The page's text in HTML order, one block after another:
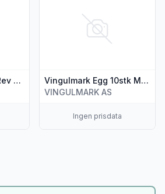
Vingulmark Mikkel Rev Høne ca 950g
Vingulmark Egg 10stk M/L Økologisk
VINGULMARK AS
Ingen prisdata